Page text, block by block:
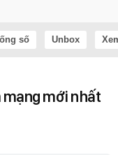
số Unbox
mạng mới nhất